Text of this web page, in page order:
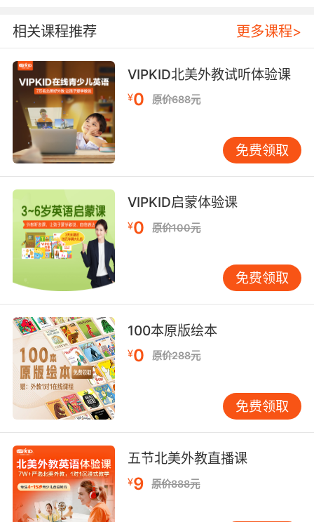
borrowed money from and inform them of
your mi anagement of your previous
business.
不然我就去找你借钱的那些放款人 告诉他们你之
前做生意经营不善
7. If you knew half the shit I've seen, from lost
wrong.
如果你了解我目睹的那些破事 从丢失记录 管理不
善到办错事
8. You got a room full of people here, all
waiting to hear your vision, but instead,
they're hearing delays, mishaps and mi
anagement.
一屋子的人坐在这里 等着你展望未来 结果 他们
却只听到延迟 事故 管理不当
9. Damn, you got a room full of people here
they're hearing delays, mishaps and mi
anagement.
天呐 一屋子的人坐在这里 等着你展望未来 结果
他却只听到延迟 事故 管理不当
相关课程推荐 更多课程>
VIPKID北美外教试听体验课
¥0 原价688元
免费领取
VIPKID启蒙体验课
¥0 原价100元
免费领取
100本原版绘本
¥0 原价288元
免费领取
五节北美外教直播课
¥9 原价888元